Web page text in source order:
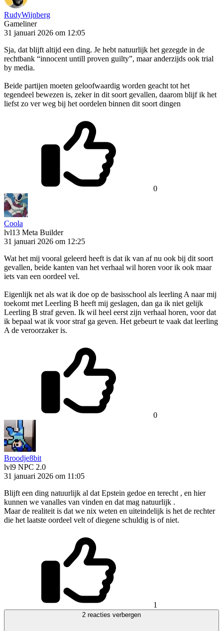
RudyWijnberg
Gameliner
31 januari 2026 om 12:05
Sja, dat blijft altijd een ding. Je hebt natuurlijk het gezegde in de
rechtbank “innocent untill proven guilty”, maar anderzijds ook trial
by media.
Beide partijen moeten geloofwaardig worden geacht tot het
tegendeel bewezen is, zeker in dit soort gevallen, daarom blijf ik het
liefst zo ver weg bij het oordelen binnen dit soort dingen
0
Coola
lvl13 Meta Builder
31 januari 2026 om 12:25
Wat het mij vooral geleerd heeft is dat ik van af nu ook bij dit soort
gevallen, beide kanten van het verhaal wil horen voor ik ook maar
iets van een oordeel vel.
Eigenlijk net als wat ik doe op de basisschool als leerling A naar mij
toekomt met Leerling B heeft mij geslagen, dan ga ik niet gelijk
Leerling B straf geven. Ik wil heel eerst zijn verhaal horen, voor dat
ik bepaal wat ik voor straf ga geven. Het gebeurt te vaak dat leerling
A de veroorzaker is.
0
Broodje8bit
lvl9 NPC 2.0
31 januari 2026 om 11:05
Blijft een ding natuurlijk al dat Epstein gedoe en terecht , en hier
kunnen we vanalles van vinden en dat mag natuurlijk .
Maar de realiteit is dat we nix weten en uiteindelijk is het de rechter
die het laatste oordeel velt of diegene schuldig is of niet.
1
2 reacties verbergen